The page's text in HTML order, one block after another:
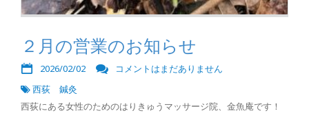
２月の営業のお知らせ
2026/02/02
コメントはまだありません
西荻 鍼灸
西荻にある女性のためのはりきゅうマッサージ院、金魚庵です！